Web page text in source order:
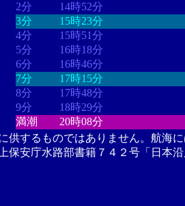
2分
14時52分
3分
15時23分
4分
15時51分
5分
16時18分
6分
16時46分
7分
17時15分
8分
17時48分
9分
18時29分
満潮
20時08分
供するものではありません。航海
保安庁水路部書籍７４２号「日本